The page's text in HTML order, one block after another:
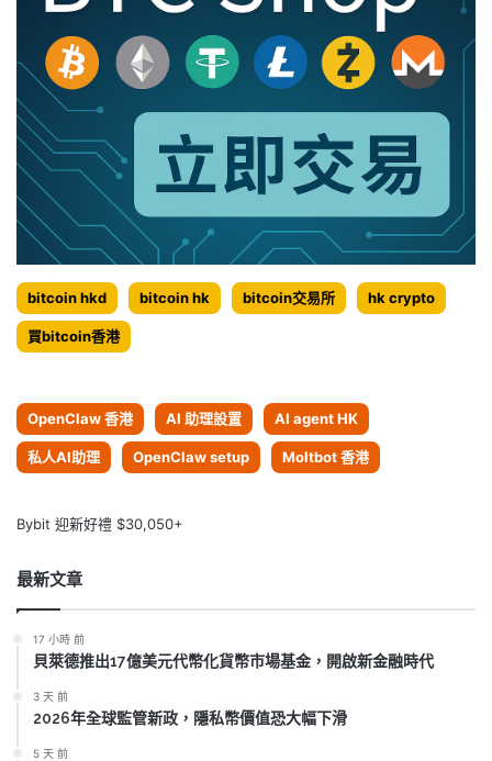
2022.7.7
bitcoin hkd bitcoin hk bitcoin交易所 hk crypto
買bitcoin香港
OpenClaw 香港 AI 助理設置 AI agent HK
私人AI助理 OpenClaw setup Moltbot 香港
Bybit 迎新好禮 $30,050+
最新文章
17 小時 前
貝萊德推出17億美元代幣化貨幣市場基金，開啟新金融時代
3 天 前
2026年全球監管新政，隱私幣價值恐大幅下滑
5 天 前